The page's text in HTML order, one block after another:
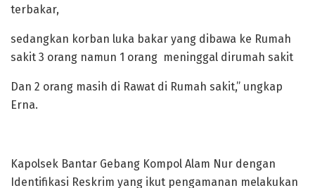
terbakar,
sedangkan korban luka bakar yang dibawa ke Rumah
sakit 3 orang namun 1 orang meninggal dirumah sakit
Dan 2 orang masih di Rawat di Rumah sakit,” ungkap
Erna.
Kapolsek Bantar Gebang Kompol Alam Nur dengan
Identifikasi Reskrim yang ikut pengamanan melakukan